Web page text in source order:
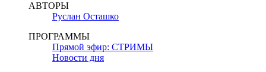
АВТОРЫ
Руслан Осташко
ПРОГРАММЫ
Прямой эфир: СТРИМЫ
Новости дня